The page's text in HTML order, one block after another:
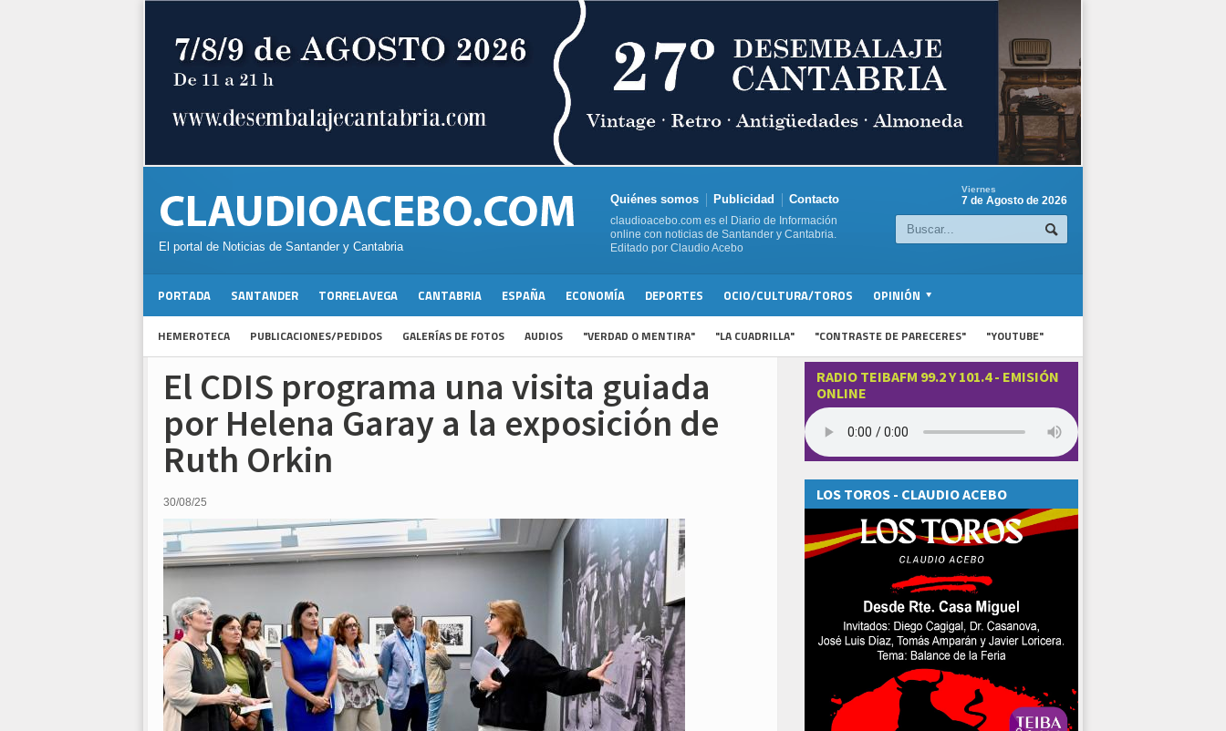
El portal de Noticias de Santander y Cantabria
Quiénes somos Publicidad Contacto
claudioacebo.com es el Diario de Información
online con noticias de Santander y Cantabria.
Editado por Claudio Acebo
Viernes
7 de Agosto de 2026
PORTADA SANTANDER TORRELAVEGA CANTABRIA ESPAÑA ECONOMÍA DEPORTES OCIO/CULTURA/TOROS OPINIÓN
HEMEROTECA PUBLICACIONES/PEDIDOS GALERÍAS DE FOTOS AUDIOS "VERDAD O MENTIRA" "LA CUADRILLA" "CONTRASTE DE PARECERES" "YOUTUBE"
El CDIS programa una visita guiada
por Helena Garay a la exposición de
Ruth Orkin
30/08/25
RADIO TEIBAFM 99.2 Y 101.4 - EMISIÓN
ONLINE
LOS TOROS - CLAUDIO ACEBO